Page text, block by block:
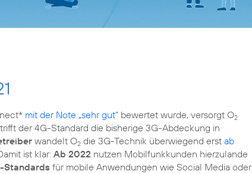
mit der Note „sehr gut“ bewertet wurde, versorgt O2
der 4G-Standard die bisherige 3G-Abdeckung in
wandelt O2 die 3G-Technik überwiegend erst ab
ist klar:Ab 2022 nutzen Mobilfunkkunden hierzulande
Standards für mobile Anwendungen wie Social Media oder